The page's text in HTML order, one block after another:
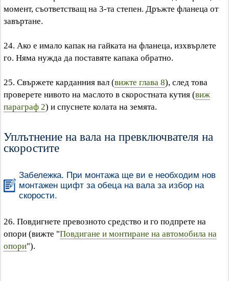
момент, съответстващ на 3-та степен. Дръжте фланеца от
завъртане.
24. Ако е имало капак на гайката на фланеца, изхвърлете
го. Няма нужда да поставяте капака обратно.
25. Свържете карданния вал (вижте глава 8), след това
проверете нивото на маслото в скоростната кутия (виж
параграф 2) и спуснете колата на земята.
Уплътнение на вала на превключвателя на
скоростите
Забележка. При монтажа ще ви е необходим нов
монтажен щифт за обеца на вала за избор на
скорости.
26. Повдигнете превозното средство и го подпрете на
опори (вижте "Повдигане и монтиране на автомобила на
опори").